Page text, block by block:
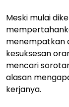
Meski mulai
menempatkan
kesuksesan
mencari
alasan
kerjanya.